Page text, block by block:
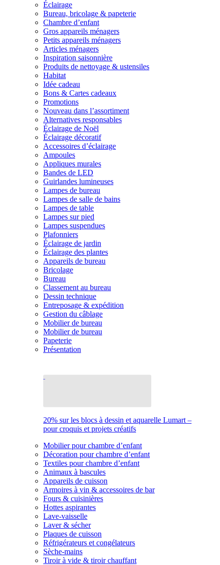
Éclairage
Bureau, bricolage & papeterie
Chambre d’enfant
Gros appareils ménagers
Petits appareils ménagers
Articles ménagers
Inspiration saisonnière
Produits de nettoyage & ustensiles
Habitat
Idée cadeau
Bons & Cartes cadeaux
Promotions
Nouveau dans l’assortiment
Alternatives responsables
Éclairage de Noël
Éclairage décoratif
Accessoires d’éclairage
Ampoules
Appliques murales
Bandes de LED
Guirlandes lumineuses
Lampes de bureau
Lampes de salle de bains
Lampes de table
Lampes sur pied
Lampes suspendues
Plafonniers
Éclairage de jardin
Éclairage des plantes
Appareils de bureau
Bricolage
Bureau
Classement au bureau
Dessin technique
Entreposage & expédition
Gestion du câblage
Mobilier de bureau
Mobilier de bureau
Papeterie
Présentation
20% sur les blocs à dessin et aquarelle Lumart –
pour croquis et projets créatifs
Mobilier pour chambre d’enfant
Décoration pour chambre d’enfant
Textiles pour chambre d’enfant
Animaux à bascules
Appareils de cuisson
Armoires à vin & accessoires de bar
Fours & cuisinières
Hottes aspirantes
Lave-vaisselle
Laver & sécher
Plaques de cuisson
Réfrigérateurs et congélateurs
Sèche-mains
Tiroir à vide & tiroir chauffant